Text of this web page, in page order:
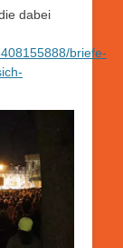
dabei
briefe-